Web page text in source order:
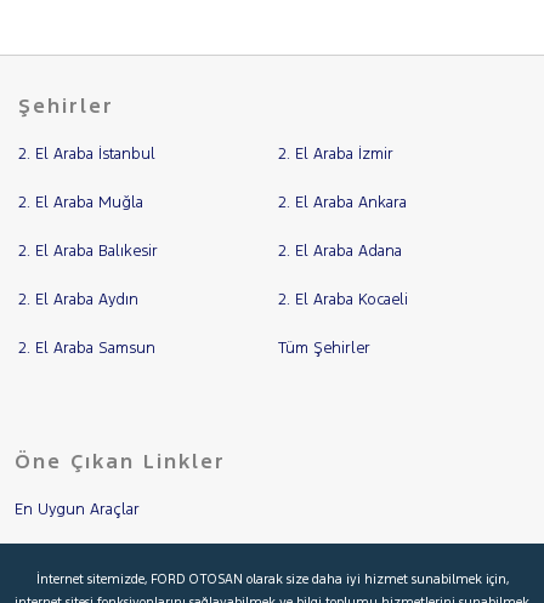
Şehirler
2. El Araba İstanbul 2. El Araba İzmir
2. El Araba Muğla 2. El Araba Ankara
2. El Araba Balıkesir 2. El Araba Adana
2. El Araba Aydın 2. El Araba Kocaeli
2. El Araba Samsun Tüm Şehirler
Öne Çıkan Linkler
En Uygun Araçlar
İnternet sitemizde, FORD OTOSAN olarak size daha iyi hizmet sunabilmek için,